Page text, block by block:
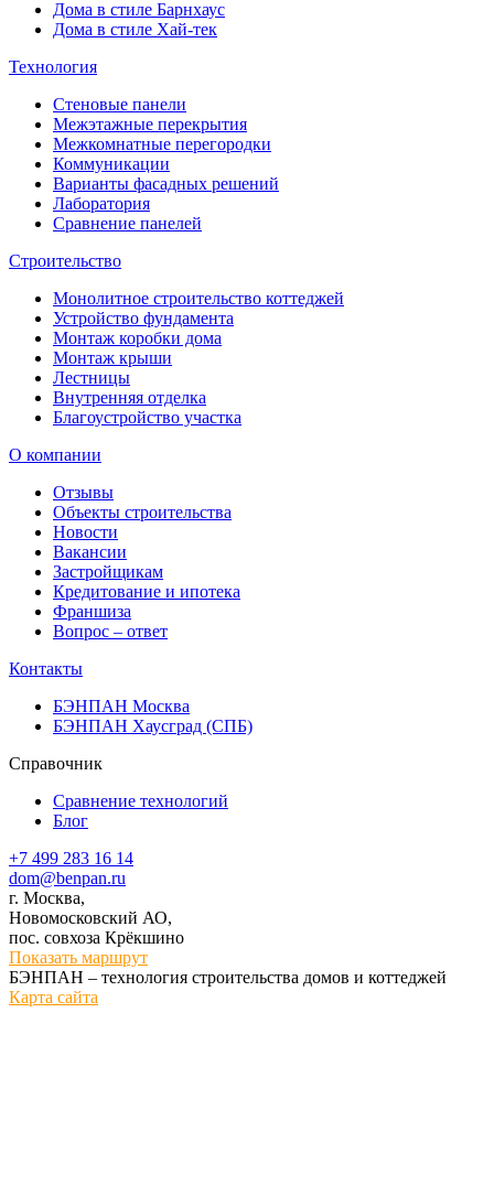
Дома в стиле Барнхаус
Дома в стиле Хай-тек
Технология
Стеновые панели
Межэтажные перекрытия
Межкомнатные перегородки
Коммуникации
Варианты фасадных решений
Лаборатория
Сравнение панелей
Строительство
Монолитное строительство коттеджей
Устройство фундамента
Монтаж коробки дома
Монтаж крыши
Лестницы
Внутренняя отделка
Благоустройство участка
О компании
Отзывы
Объекты строительства
Новости
Вакансии
Застройщикам
Кредитование и ипотека
Франшиза
Вопрос – ответ
Контакты
БЭНПАН Москва
БЭНПАН Хаусград (СПБ)
Справочник
Сравнение технологий
Блог
+7 499 283 16 14
dom@benpan.ru
г. Москва,
Новомосковский АО,
пос. совхоза Крёкшино
Показать маршрут
БЭНПАН – технология строительства домов и коттеджей
Карта сайта